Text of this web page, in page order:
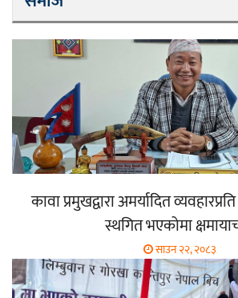
कावा प्रमुखद्वारा अमर्यादित
स्थगित भएकोमा
साउन २२, २०८३